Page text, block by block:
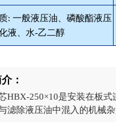
: 一般液压油、磷酸酯液压
液、水-乙二醇
：
HBX-250×10是安装在板
滤除液压油中混入的机械